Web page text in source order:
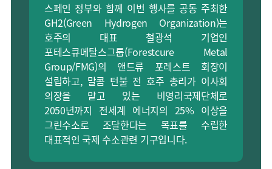
스페인 정부와 함께 이번 행사를 공동 주최한
GH2(Green Hydrogen Organization)는
호주의 대표 철광석 기업인
포테스큐메탈스그룹(Forestcure Metal
Group/FMG)의 앤드류 포레스트 회장이
설립하고, 말콤 턴불 전 호주 총리가 이사회
의장을 맡고 있는 비영리국제단체로
2050년까지 전세계 에너지의 25% 이상을
그린수소로 조달한다는 목표를 수립한
대표적인 국제 수소관련 기구입니다.